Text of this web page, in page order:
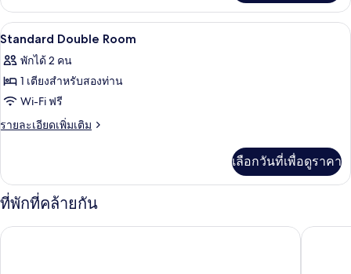
เกี่ยว
กับ
ห้อง
ดับเบิล
เปิด
ภาพถ่าย
ทั้งหมด
ของ
Standard
14
Standard Double Room
พักได้ 2 คน
1 เตียงสำหรับสองท่าน
Wi-Fi ฟรี
รายละเอียดเพิ่มเติม
ราย
เกี่ยว
กับ
Standard
Double
Room
เลือกวันที่เพื่อดูราคา
ที่พักที่คล้ายกัน
โรงแรมวาย เอ็ม ซี เอ อินเตอร์เนชั่นแนล โรงแรม